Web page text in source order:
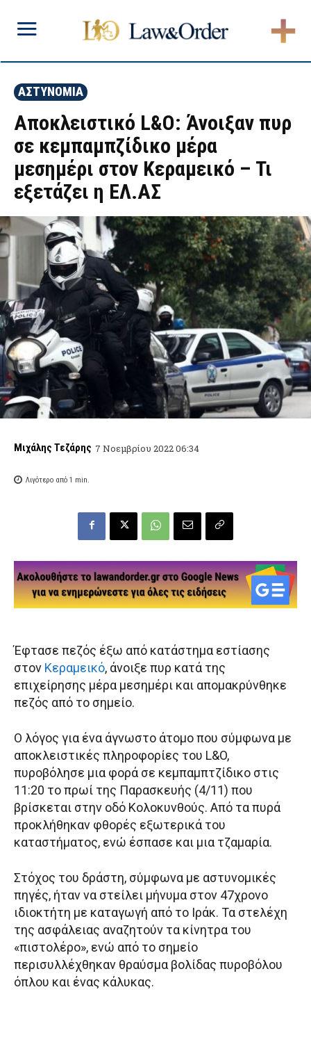
ΑΣΤΥΝΟΜΙΑ
Αποκλειστικό L&O: Άνοιξαν πυρ
σε κεμπαμπζίδικο μέρα
μεσημέρι στον Κεραμεικό – Τι
εξετάζει η ΕΛ.ΑΣ
Μιχάλης Τεζάρης 7 Νοεμβρίου 2022 06:34
Λιγότερο από 1 min.
Έφτασε πεζός έξω από κατάστημα εστίασης
στον Κεραμεικό, άνοιξε πυρ κατά της
επιχείρησης μέρα μεσημέρι και απομακρύνθηκε
πεζός από το σημείο.
Ο λόγος για ένα άγνωστο άτομο που σύμφωνα με
αποκλειστικές πληροφορίες του L&O,
πυροβόλησε μια φορά σε κεμπαμπτζίδικο στις
11:20 το πρωί της Παρασκευής (4/11) που
βρίσκεται στην οδό Κολοκυνθούς. Από τα πυρά
προκλήθηκαν φθορές εξωτερικά του
καταστήματος, ενώ έσπασε και μια τζαμαρία.
Στόχος του δράστη, σύμφωνα με αστυνομικές
πηγές, ήταν να στείλει μήνυμα στον 47χρονο
ιδιοκτήτη με καταγωγή από το Ιράκ. Τα στελέχη
της ασφάλειας αναζητούν τα κίνητρα του
«πιστολέρο», ενώ από το σημείο
περισυλλέχθηκαν θραύσμα βολίδας πυροβόλου
όπλου και ένας κάλυκας.